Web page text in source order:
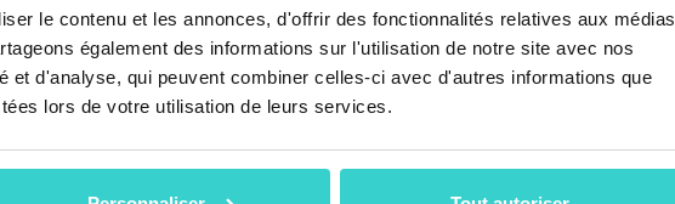
le contenu et les annonces, d'offrir des fonctionnalités relatives aux médias
également des informations sur l'utilisation de notre site avec nos
et d'analyse, qui peuvent combiner celles-ci avec d'autres informations que
lors de votre utilisation de leurs services.